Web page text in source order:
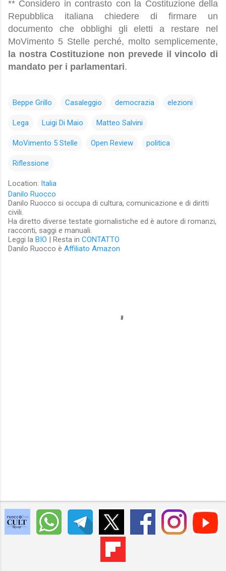
** Considero in contrasto con la Costituzione della
Repubblica italiana chiedere di firmare un
documento che obblighi gli eletti a restare nel
MoVimento 5 Stelle perché, molto semplicemente,
la nostra Costituzione non prevede il vincolo di
mandato per i parlamentari.
Beppe Grillo Casaleggio democrazia elezioni
Lega Luigi Di Maio Matteo Salvini
MoVimento 5 Stelle Open Review politica
Riflessione
Location: Italia
Danilo Ruocco
Danilo Ruocco si occupa di cultura, comunicazione e di diritti
civili.
Ha diretto diverse testate giornalistiche ed è autore di romanzi,
racconti, saggi e manuali.
Leggi la BIO | Resta in CONTATTO
Danilo Ruocco è Affiliato Amazon